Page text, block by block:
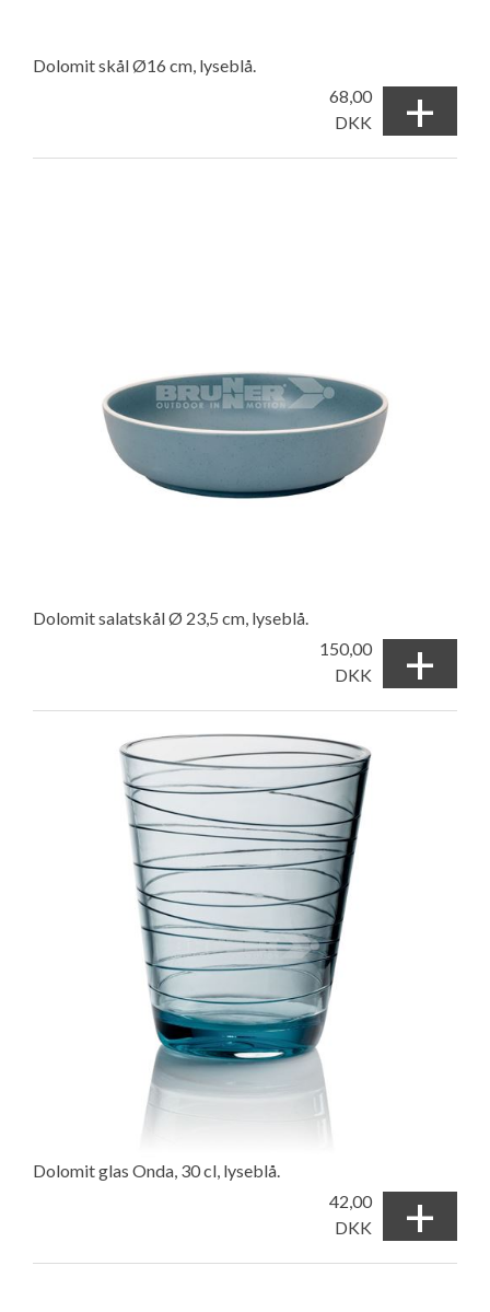
Dolomit skål Ø16 cm, lyseblå.
68,00
DKK
+
Dolomit salatskål Ø 23,5 cm, lyseblå.
150,00
DKK
+
Dolomit glas Onda, 30 cl, lyseblå.
42,00
DKK
+